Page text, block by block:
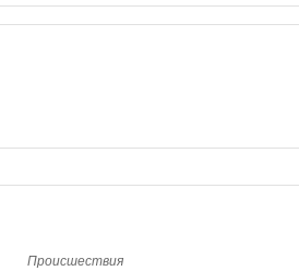
Происшествия